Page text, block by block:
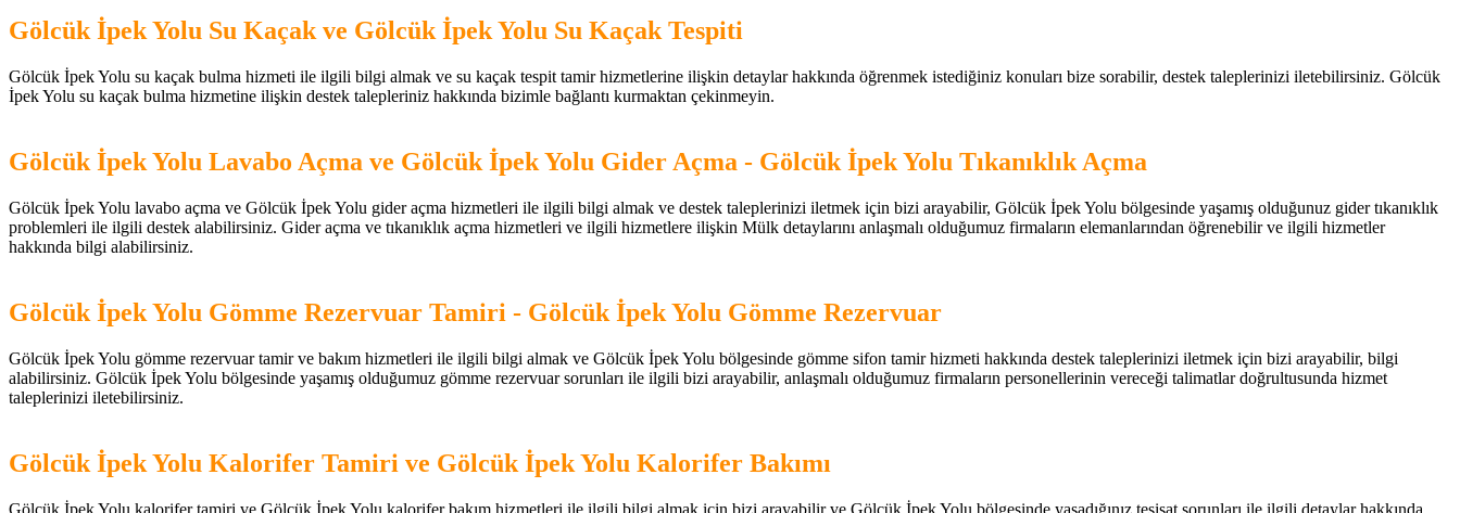
Gölcük İpek Yolu Su Kaçak ve Gölcük İpek Yolu Su Kaçak Tespiti
Gölcük İpek Yolu su kaçak bulma hizmeti ile ilgili bilgi almak ve su kaçak tespit tamir hizmetlerine ilişkin detaylar hakkında öğrenmek istediğiniz konuları bize sorabilir, destek taleplerinizi iletebilirsiniz. Gölcük
İpek Yolu su kaçak bulma hizmetine ilişkin destek talepleriniz hakkında bizimle bağlantı kurmaktan çekinmeyin.
Gölcük İpek Yolu Lavabo Açma ve Gölcük İpek Yolu Gider Açma - Gölcük İpek Yolu Tıkanıklık Açma
Gölcük İpek Yolu lavabo açma ve Gölcük İpek Yolu gider açma hizmetleri ile ilgili bilgi almak ve destek taleplerinizi iletmek için bizi arayabilir, Gölcük İpek Yolu bölgesinde yaşamış olduğunuz gider tıkanıklık
problemleri ile ilgili destek alabilirsiniz. Gider açma ve tıkanıklık açma hizmetleri ve ilgili hizmetlere ilişkin Mülk detaylarını anlaşmalı olduğumuz firmaların elemanlarından öğrenebilir ve ilgili hizmetler
hakkında bilgi alabilirsiniz.
Gölcük İpek Yolu Gömme Rezervuar Tamiri - Gölcük İpek Yolu Gömme Rezervuar
Gölcük İpek Yolu gömme rezervuar tamir ve bakım hizmetleri ile ilgili bilgi almak ve Gölcük İpek Yolu bölgesinde gömme sifon tamir hizmeti hakkında destek taleplerinizi iletmek için bizi arayabilir, bilgi
alabilirsiniz. Gölcük İpek Yolu bölgesinde yaşamış olduğumuz gömme rezervuar sorunları ile ilgili bizi arayabilir, anlaşmalı olduğumuz firmaların personellerinin vereceği talimatlar doğrultusunda hizmet
taleplerinizi iletebilirsiniz.
Gölcük İpek Yolu Kalorifer Tamiri ve Gölcük İpek Yolu Kalorifer Bakımı
Gölcük İpek Yolu kalorifer tamiri ve Gölcük İpek Yolu kalorifer bakım hizmetleri ile ilgili bilgi almak için bizi arayabilir ve Gölcük İpek Yolu bölgesinde yaşadığınız tesisat sorunları ile ilgili detaylar hakkında